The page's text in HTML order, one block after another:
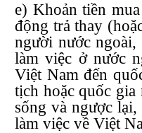
e) Khoản tiền
động trả thay
người nước
làm việc ở nước
Việt Nam đến
tịch hoặc quốc
sống và ngược
làm việc về Việt